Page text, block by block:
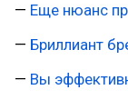
— Еще нюанс
— Бриллиант
— Вы